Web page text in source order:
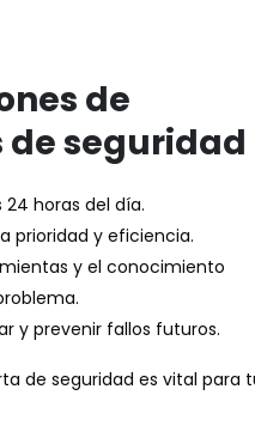
de
seguridad
horas del día.
prioridad y eficiencia.
y el conocimiento
y prevenir fallos futuros.
de seguridad es vital para